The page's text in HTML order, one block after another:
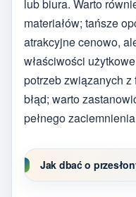
lub biura. Warto
materiałów; tańsze
atrakcyjne cenowo,
właściwości
potrzeb związanych
błąd; warto
pełnego
Jak dbać o